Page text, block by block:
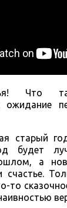
Что
ожидание
старый
будет
а
счастье.
то